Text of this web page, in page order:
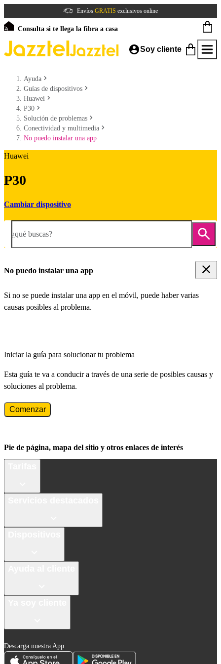
Envíos GRATIS exclusivos online
Consulta si te llega la fibra a casa
Soy cliente
Ayuda
Guías de dispositivos
Huawei
P30
Solución de problemas
Conectividad y multimedia
No puedo instalar una app
Huawei
P30
Cambiar dispositivo
¿qué buscas?
No puedo instalar una app
Si no se puede instalar una app en el móvil, puede haber varias
causas posibles al problema.
Iniciar la guía para solucionar tu problema
Esta guía te va a conducir a través de una serie de posibles causas y
soluciones al problema.
Comenzar
Pie de página, mapa del sitio y otros enlaces de interés
Descarga nuestra App